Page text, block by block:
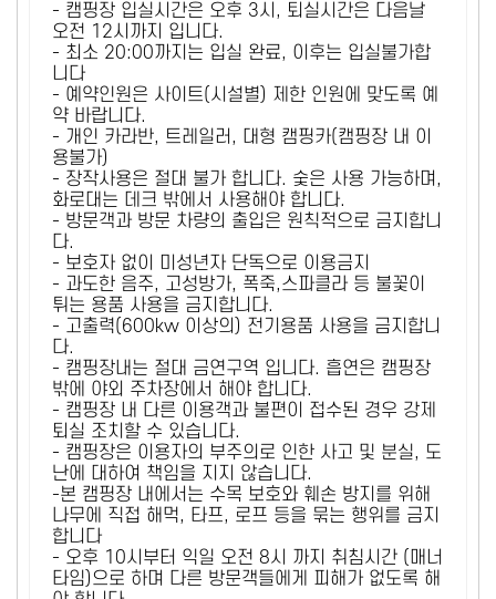
- 캠핑장 입실시간은 오후 3시, 퇴실시간은 다음날
오전 12시까지 입니다.
- 최소 20:00까지는 입실 완료, 이후는 입실불가합
니다
- 예약인원은 사이트(시설별) 제한 인원에 맞도록 예
약 바랍니다.
- 개인 카라반, 트레일러, 대형 캠핑카(캠핑장 내 이
용불가)
- 장작사용은 절대 불가 합니다. 숯은 사용 가능하며,
화로대는 데크 밖에서 사용해야 합니다.
- 방문객과 방문 차량의 출입은 원칙적으로 금지합니
다.
- 보호자 없이 미성년자 단독으로 이용금지
- 과도한 음주, 고성방가, 폭죽,스파클라 등 불꽃이
튀는 용품 사용을 금지합니다.
- 고출력(600kw 이상의) 전기용품 사용을 금지합니
다.
- 캠핑장내는 절대 금연구역 입니다. 흡연은 캠핑장
밖에 야외 주차장에서 해야 합니다.
- 캠핑장 내 다른 이용객과 불편이 접수된 경우 강제
퇴실 조치할 수 있습니다.
- 캠핑장은 이용자의 부주의로 인한 사고 및 분실, 도
난에 대하여 책임을 지지 않습니다.
-본 캠핑장 내에서는 수목 보호와 훼손 방지를 위해
나무에 직접 해먹, 타프, 로프 등을 묶는 행위를 금지
합니다
- 오후 10시부터 익일 오전 8시 까지 취침시간 (매너
타임)으로 하며 다른 방문객들에게 피해가 없도록 해